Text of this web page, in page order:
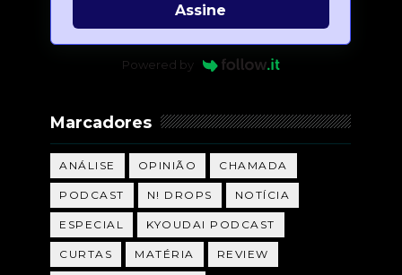
Assine
Powered by
Marcadores
ANÁLISE OPINIÃO CHAMADA
PODCAST N! DROPS NOTÍCIA
ESPECIAL KYOUDAI PODCAST
CURTAS MATÉRIA REVIEW